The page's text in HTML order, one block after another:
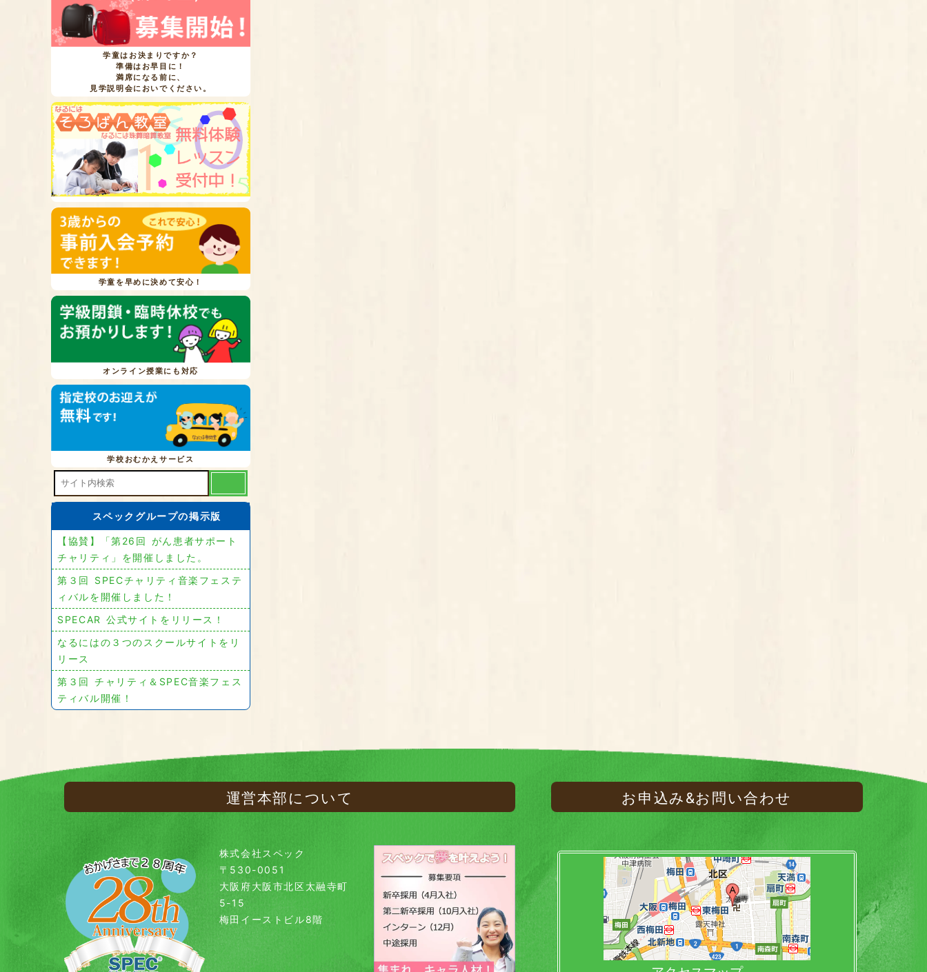
学童はお決まりですか？
準備はお早目に！
満席になる前に、
見学説明会においでください。
学童を早めに決めて安心！
オンライン授業にも対応
学校おむかえサービス
スペックグループの掲示版
【協賛】「第26回 がん患者サポート
チャリティ」を開催しました。
第３回 SPECチャリティ音楽フェステ
ィバルを開催しました！
SPECAR 公式サイトをリリース！
なるにはの３つのスクールサイトをリ
リース
第３回 チャリティ＆SPEC音楽フェス
ティバル開催！
運営本部について
株式会社スペック
〒530-0051
大阪府大阪市北区太融寺町
5-15
梅田イーストビル8階
お申込み&お問い合わせ